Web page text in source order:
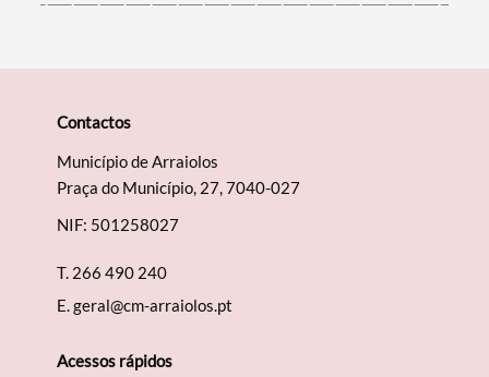
Contactos
Município de Arraiolos
Praça do Município, 27, 7040-027
NIF: 501258027
T. 266 490 240
E.geral@cm-arraiolos.pt
Acessos rápidos